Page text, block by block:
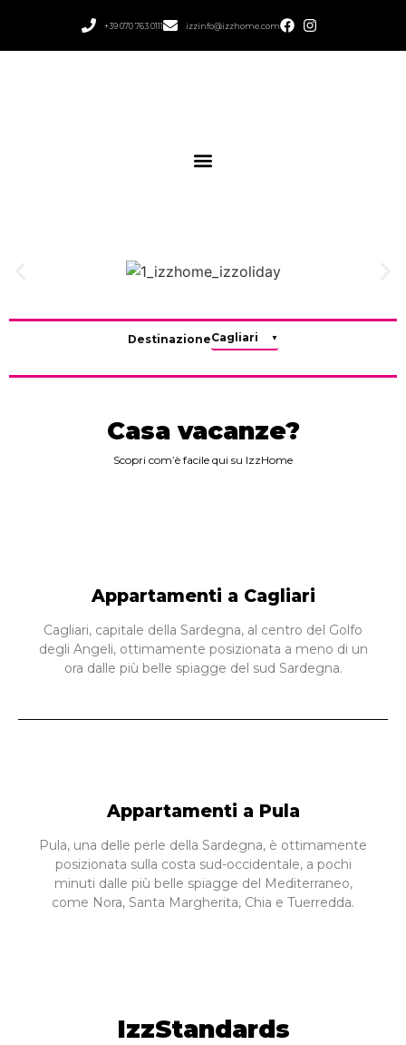
+39 070 763 0111 izzinfo@izzhome.com
Destinazione
Casa vacanze?
Scopri com’è facile qui su IzzHome
Appartamenti a Cagliari
Cagliari, capitale della Sardegna, al centro del Golfo
degli Angeli, ottimamente posizionata a meno di un
ora dalle più belle spiagge del sud Sardegna.
Appartamenti a Pula
Pula, una delle perle della Sardegna, è ottimamente
posizionata sulla costa sud-occidentale, a pochi
minuti dalle più belle spiagge del Mediterraneo,
come Nora, Santa Margherita, Chia e Tuerredda.
IzzStandards